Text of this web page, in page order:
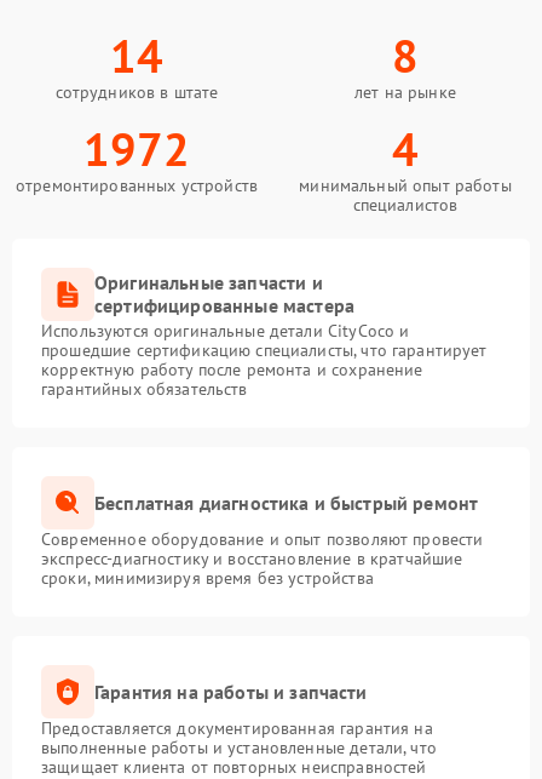
14
сотрудников в штате
8
лет на рынке
1972
отремонтированных устройств
4
минимальный опыт работы
специалистов
Оригинальные запчасти и
сертифицированные мастера
Используются оригинальные детали CityCoco и
прошедшие сертификацию специалисты, что гарантирует
корректную работу после ремонта и сохранение
гарантийных обязательств
Бесплатная диагностика и быстрый ремонт
Современное оборудование и опыт позволяют провести
экспресс-диагностику и восстановление в кратчайшие
сроки, минимизируя время без устройства
Гарантия на работы и запчасти
Предоставляется документированная гарантия на
выполненные работы и установленные детали, что
защищает клиента от повторных неисправностей